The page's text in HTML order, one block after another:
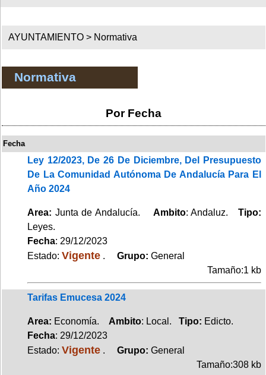
AYUNTAMIENTO > Normativa
Normativa
Por Fecha
Fecha
Ley 12/2023, De 26 De Diciembre, Del Presupuesto
De La Comunidad Autónoma De Andalucía Para El
Año 2024
Area: Junta de Andalucía. Ambito: Andaluz.Tipo:
Leyes.
Fecha: 29/12/2023
Estado: Vigente . Grupo: General
Tamaño:1 kb
Tarifas Emucesa 2024
Area: Economía. Ambito: Local. Tipo: Edicto.
Fecha: 29/12/2023
Estado: Vigente . Grupo: General
Tamaño:308 kb